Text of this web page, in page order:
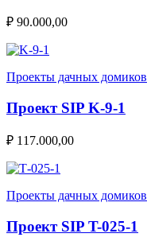
₽ 90.000,00
Проекты дачных домиков
Проект SIP K-9-1
₽ 117.000,00
Проекты дачных домиков
Проект SIP T-025-1